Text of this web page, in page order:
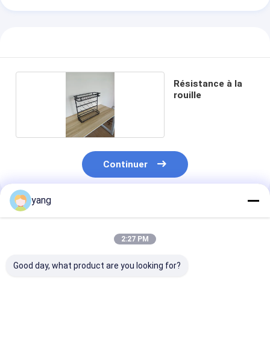
Résistance à la
rouille
Continuer
Produits Recommandés
yang
2:27 PM
Good day, what product are you looking for?